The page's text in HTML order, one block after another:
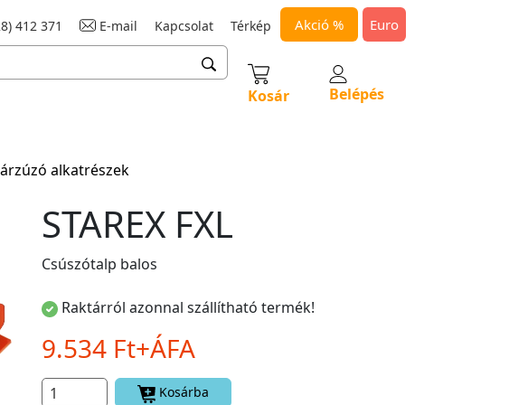
412 371 E-mail Kapcsolat Térkép Akció % Euro
Kosár Belépés
alkatrészek
STAREX FXL
Csúszótalp balos
Raktárról azonnal szállítható termék!
9.534 Ft+ÁFA
Kosárba